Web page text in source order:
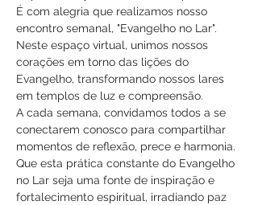
É com alegria que realizamos nosso
encontro semanal, "Evangelho no Lar".
Neste espaço virtual, unimos nossos
corações em torno das lições do
Evangelho, transformando nossos lares
em templos de luz e compreensão.
A cada semana, convidamos todos a se
conectarem conosco para compartilhar
momentos de reflexão, prece e harmonia.
Que esta prática constante do Evangelho
no Lar seja uma fonte de inspiração e
fortalecimento espiritual, irradiando paz